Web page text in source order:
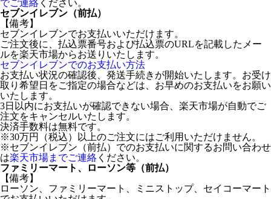
でご連絡 ください。
セブンイレブン（前払）
【備考】
セブンイレブンでお支払いいただけます。
ご注文後に、払込票番号および払込票のURLを記載したメー
ルを楽天市場からお送りいたします。
セブンイレブンでのお支払い方法
お支払い状況の確認後、発送手続きが開始いたします。お受け
取り希望日をご指定の場合などは、お早めのお支払いをお願い
いたします。
3日以内にお支払いが確認できない場合、楽天市場が自動でご
注文をキャンセルいたします。
決済手数料は無料です。
※30万円（税込）以上のご注文にはご利用いただけません。
※セブンイレブン（前払）でのお支払いに関するお問い合わせ
は楽天市場までご連絡 ください。
ファミリーマート、ローソン等（前払）
【備考】
ローソン、ファミリーマート、ミニストップ、セイコーマート